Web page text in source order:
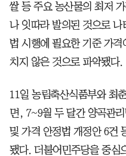
쌀 등 주요 농산물의 최저
나 잇따라 발의된 것으로
법 시행에 필요한 기준 가격
치지 않은 것으로 파악됐다.
11일 농림축산식품부와 최
면, 7~9월 두 달간 양곡관
및 가격 안정법 개정안 6건
됐다. 더불어민주당을 중심